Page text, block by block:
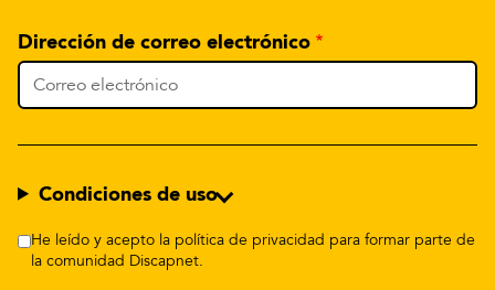
Dirección de correo electrónico
Condiciones de uso
He leído y acepto la política de privacidad para formar parte de
la comunidad Discapnet.